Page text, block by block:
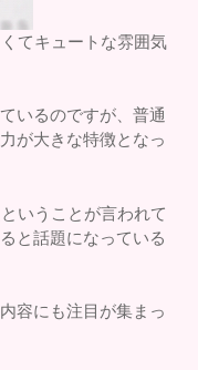
てキュートな雰囲気
いるのですが、普通
が大きな特徴となっ
いうことが言われて
と話題になっている
容にも注目が集まっ